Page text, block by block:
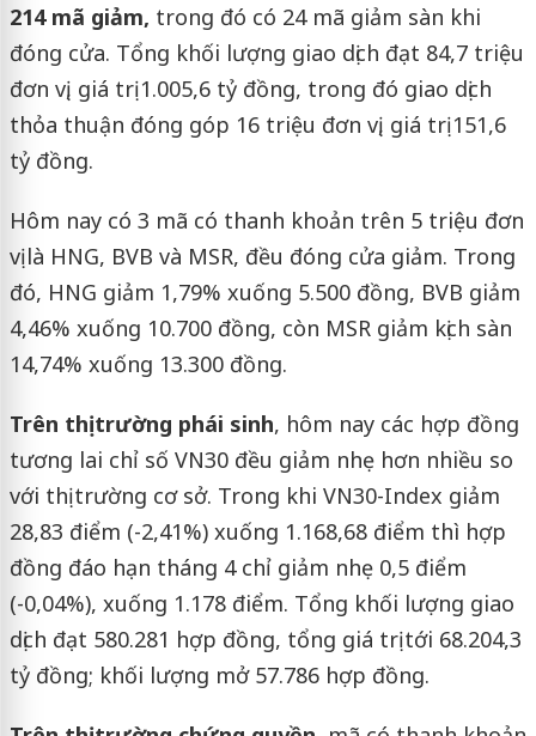
214 mã giảm, trong đó có 24 mã giảm sàn khi
đóng cửa. Tổng khối lượng giao dịch đạt 84,7 triệu
đơn vị, giá trị 1.005,6 tỷ đồng, trong đó giao dịch
thỏa thuận đóng góp 16 triệu đơn vị, giá trị 151,6
tỷ đồng.
Hôm nay có 3 mã có thanh khoản trên 5 triệu đơn
vị là HNG, BVB và MSR, đều đóng cửa giảm. Trong
đó, HNG giảm 1,79% xuống 5.500 đồng, BVB giảm
4,46% xuống 10.700 đồng, còn MSR giảm kịch sàn
14,74% xuống 13.300 đồng.
Trên thị trường phái sinh, hôm nay các hợp đồng
tương lai chỉ số VN30 đều giảm nhẹ hơn nhiều so
với thị trường cơ sở. Trong khi VN30-Index giảm
28,83 điểm (-2,41%) xuống 1.168,68 điểm thì hợp
đồng đáo hạn tháng 4 chỉ giảm nhẹ 0,5 điểm
(-0,04%), xuống 1.178 điểm. Tổng khối lượng giao
dịch đạt 580.281 hợp đồng, tổng giá trị tới 68.204,3
tỷ đồng; khối lượng mở 57.786 hợp đồng.